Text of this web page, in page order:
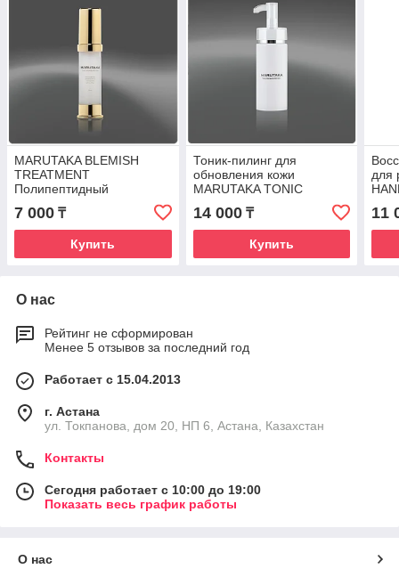
MARUTAKA BLEMISH
TREATMENT
Полипептидный
противовоспалительный
комплекс 10 мл
7 000 ₸
Купить
Тоник-пилинг для
обновления кожи
MARUTAKA TONIC
RENEW & REFRESH
14 000₸
Купить
для
11
О нас
Рейтинг не сформирован
Менее 5 отзывов за последний год
Работает с 15.04.2013
г. Астана
ул. Токпанова, дом 20, НП 6, Астана, Казахстан
Контакты
Сегодня работает с 10:00 до 19:00
Показать весь график работы
О нас